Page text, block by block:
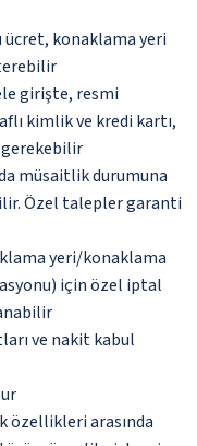
ücret, konaklama yeri
girişte, resmi
kimlik ve kredi kartı,
müsaitlik durumuna
Özel talepler garanti
yeri/konaklama
için özel iptal
ve nakit kabul
özellikleri arasında